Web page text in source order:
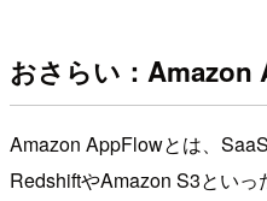
おさらい：Amazon
Amazon AppFlowとは、
RedshiftやAmazon S3とい